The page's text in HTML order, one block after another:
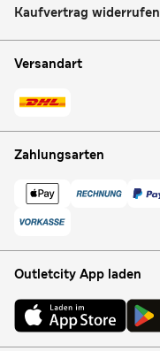
Kaufvertrag widerrufen
Versandart
Zahlungsarten
Outletcity App laden